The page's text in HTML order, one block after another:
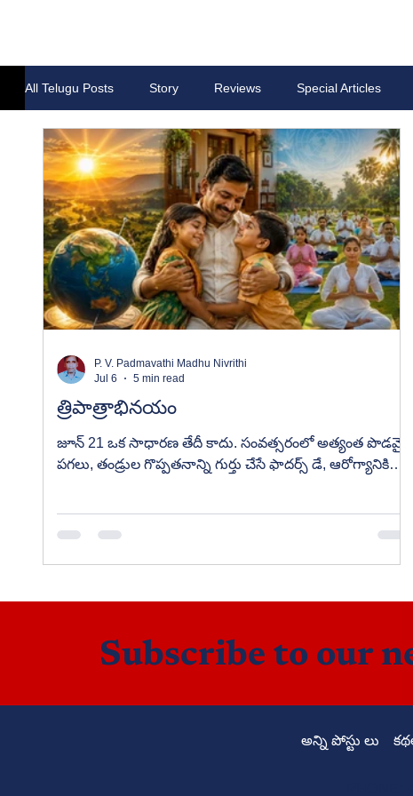
All Telugu Posts Story Reviews Special Articles
త్రిపాత్రాభినయం
జూన్ 21 ఒక సాధారణ తేదీ కాదు. సంవత్సరంలో అత్యంత పొడవైన
పగలు, తండ్రుల గొప్పతనాన్ని గుర్తు చేసే ఫాదర్స్ డే, ఆరోగ్యానికి
ఉన్న చరిత్ర, శాస్త్రీయ కారణాలు, జీవితానికి ఉపయోగపడే నీతులను
P. V. Padmavathi Madhu Nivrithi
Jul 6
5 min read
Subscribe to our
అన్ని పోస్టు లు